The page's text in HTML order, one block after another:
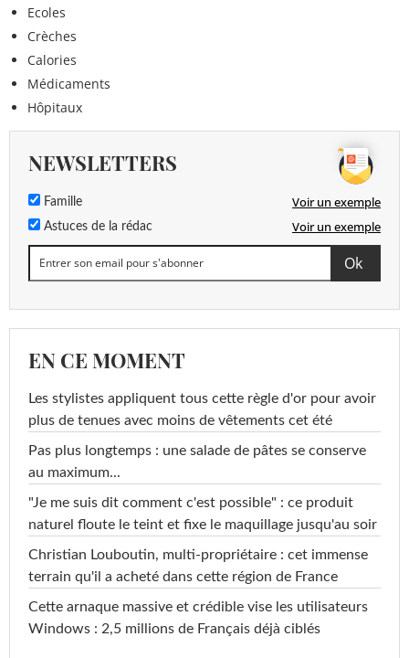
Ecoles
Crèches
Calories
Médicaments
Hôpitaux
NEWSLETTERS
Famille Voir un exemple
Astuces de la rédac Voir un exemple
EN CE MOMENT
Les stylistes appliquent tous cette règle d'or pour avoir
plus de tenues avec moins de vêtements cet été
Pas plus longtemps : une salade de pâtes se conserve
au maximum...
"Je me suis dit comment c'est possible" : ce produit
naturel floute le teint et fixe le maquillage jusqu'au soir
Christian Louboutin, multi-propriétaire : cet immense
terrain qu'il a acheté dans cette région de France
Cette arnaque massive et crédible vise les utilisateurs
Windows : 2,5 millions de Français déjà ciblés